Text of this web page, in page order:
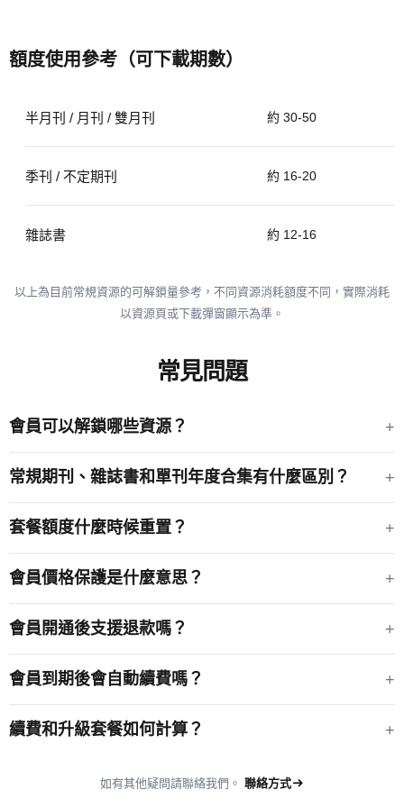
額度使用參考（可下載期數）
半月刊 / 月刊 / 雙月刊 約 30-50
季刊 / 不定期刊 約 16-20
雜誌書 約 12-16
以上為目前常規資源的可解鎖量參考，不同資源消耗額度不同，實際消耗
以資源頁或下載彈窗顯示為準。
常見問題
會員可以解鎖哪些資源？ +
常規期刊、雜誌書和單刊年度合集有什麼區別？ +
套餐額度什麼時候重置？ +
會員價格保護是什麼意思？ +
會員開通後支援退款嗎？ +
會員到期後會自動續費嗎？ +
續費和升級套餐如何計算？ +
如有其他疑問請聯絡我們。 聯絡方式